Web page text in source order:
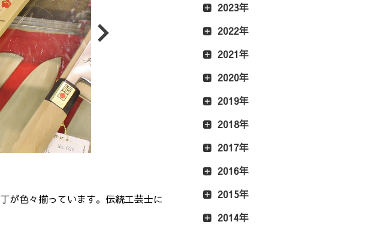
が色々揃っています。伝統工芸士に
2023年
2022年
2021年
2020年
2019年
2018年
2017年
2016年
2015年
2014年